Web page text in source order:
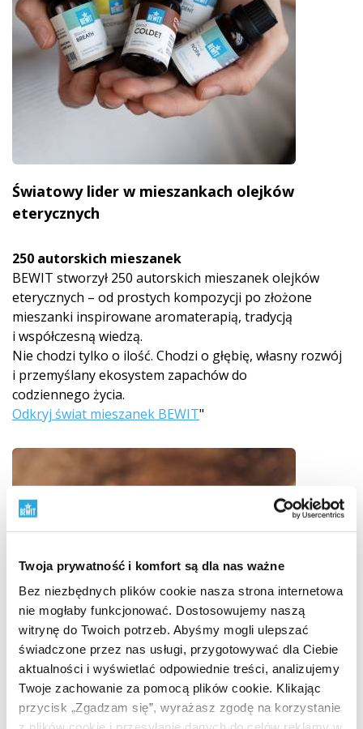
Twoja prywatność i komfort są dla nas ważne
Bez niezbędnych plików cookie nasza strona internetowa
nie mogłaby funkcjonować. Dostosowujemy naszą
witrynę do Twoich potrzeb. Abyśmy mogli ulepszać
świadczone przez nas usługi, przygotowywać dla Ciebie
aktualności i wyświetlać odpowiednie treści, analizujemy
Twoje zachowanie za pomocą plików cookie. Klikając
przycisk „Zgadzam się”, wyrażasz zgodę na korzystanie
Światowy lider w mieszankach olejków
eterycznych
250 autorskich mieszanek
BEWIT stworzył 250 autorskich mieszanek olejków
eterycznych – od prostych kompozycji po złożone
mieszanki inspirowane aromaterapią, tradycją
i współczesną wiedzą.
Nie chodzi tylko o ilość. Chodzi o głębię, własny rozwój
i przemyślany ekosystem zapachów do
codziennego życia.
Odkryj świat mieszanek BEWIT"